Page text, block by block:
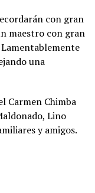
con gran
maestro con gran
una
Carmen Chimba
Lino
y amigos.